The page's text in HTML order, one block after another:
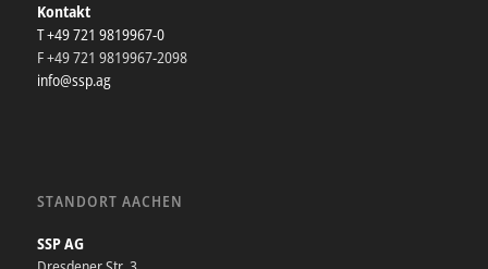
Kontakt
T +49 721 9819967-0
F +49 721 9819967-2098
info@ssp.ag
STANDORT AACHEN
SSP AG